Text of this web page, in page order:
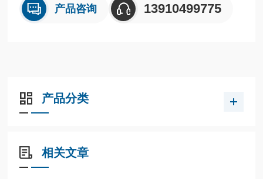
产品咨询 13910499775
产品分类
相关文章